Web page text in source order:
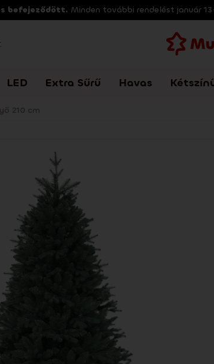
befejeződött. Minden további rendelést január
LED Extra Sűrű Havas
210 cm